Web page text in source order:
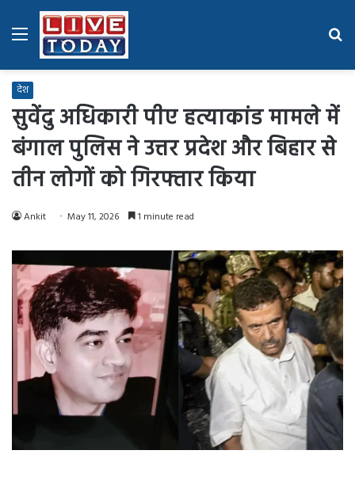
Menu
देश
सुवेंदु अधिकारी पीए हत्याकांड मामले में
बंगाल पुलिस ने उत्तर प्रदेश और बिहार से
तीन लोगों को गिरफ्तार किया
Ankit May 11, 2026 1 minute read